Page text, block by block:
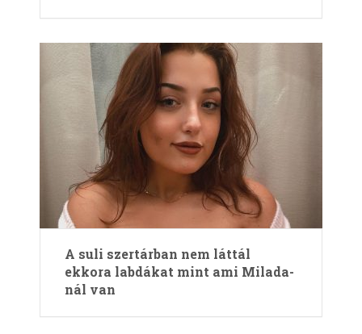
A suli szertárban nem láttál
ekkora labdákat mint ami Milada-
nál van